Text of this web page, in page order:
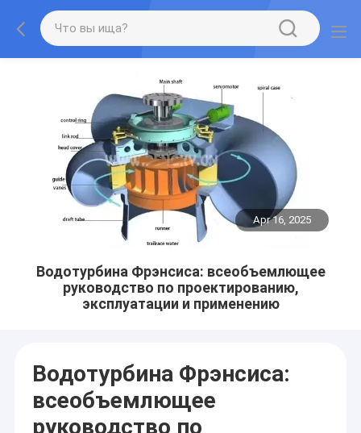
Apr 16, 2025
Водотурбина Фрэнсиса: всеобъемлющее
руководство по проектированию,
эксплуатации и применению
Водотурбина Фрэнсиса:
всеобъемлющее
руководство по